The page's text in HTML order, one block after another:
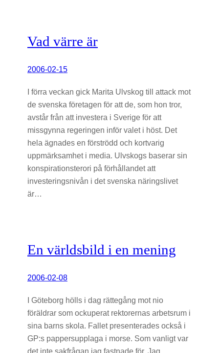
Vad värre är
2006-02-15
I förra veckan gick Marita Ulvskog till attack mot
de svenska företagen för att de, som hon tror,
avstår från att investera i Sverige för att
missgynna regeringen inför valet i höst. Det
hela ägnades en förströdd och kortvarig
uppmärksamhet i media. Ulvskogs baserar sin
konspirationsterori på förhållandet att
investeringsnivån i det svenska näringslivet
är…
En världsbild i en mening
2006-02-08
I Göteborg hölls i dag rättegång mot nio
föräldrar som ockuperat rektorernas arbetsrum i
sina barns skola. Fallet presenterades också i
GP:s pappersupplaga i morse. Som vanligt var